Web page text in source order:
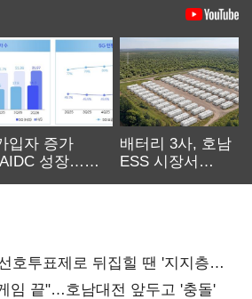
입자 증가
성장…
배터리 3사, 호남
ESS 시장서
호투표제로 뒤집힐 땐 '지지층
임 끝"…호남대전 앞두고 '충돌'